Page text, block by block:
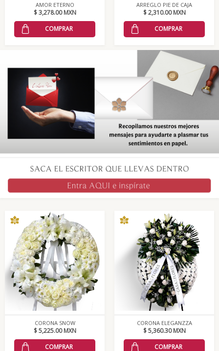
AMOR ETERNO
$ 3,278.00 MXN
COMPRAR
ARREGLO PIE DE CAJA
$ 2,310.00 MXN
COMPRAR
CORONA SNOW
$ 5,225.00 MXN
COMPRAR
CORONA ELEGANZZA
$ 5,360.30 MXN
COMPRAR